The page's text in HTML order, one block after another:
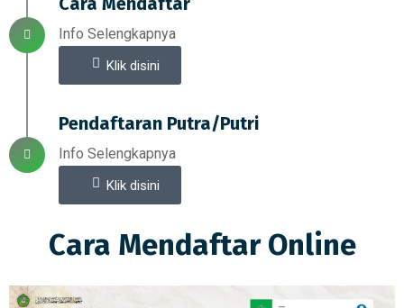
Info Selengkapnya
Klik disini
Pendaftaran Putra/Putri
Info Selengkapnya
Klik disini
Cara Mendaftar Online